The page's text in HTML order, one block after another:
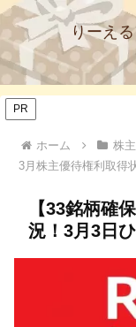
りーえ
PR
ホーム 株
3月株主優待権利取得
【33銘柄確
況！3月3日